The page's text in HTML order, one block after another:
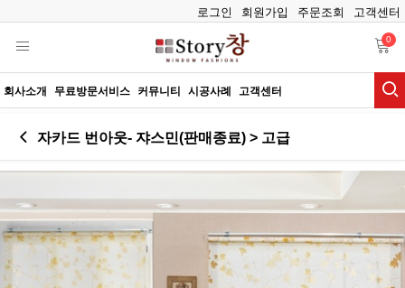
고객센터
주문조회
회원가입
로그인
0
회사소개 무료방문서비스 커뮤니티 시공사례 고객센터
자카드 번아웃- 쟈스민(판매종료) > 고급